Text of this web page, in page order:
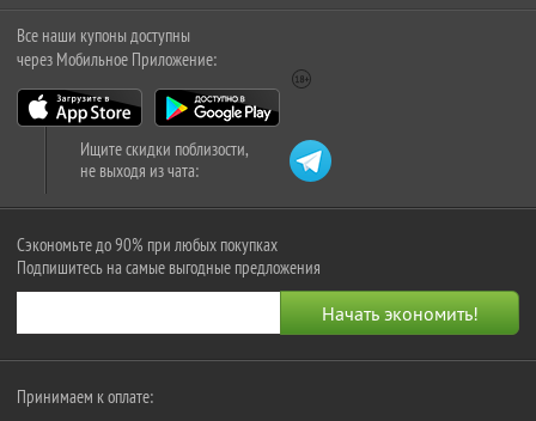
Все наши купоны доступны
через Мобильное Приложение:
Ищите скидки поблизости,
не выходя из чата:
Сэкономьте до 90% при любых покупках
Подпишитесь на самые выгодные предложения
Принимаем к оплате: